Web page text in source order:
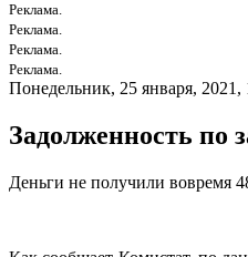
Реклама.
Реклама.
Реклама.
Реклама.
Понедельник, 25 января, 2021,
Задолженность по
Деньги не получили вовремя